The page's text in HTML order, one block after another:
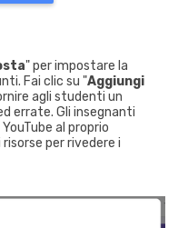
" per impostare la
Fai clic su "Aggiungi
agli studenti un
errate. Gli insegnanti
al proprio
per rivedere i